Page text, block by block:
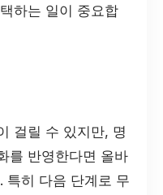
하는 일이 중요합
걸릴 수 있지만, 명
를 반영한다면 올바
특히 다음 단계로 무